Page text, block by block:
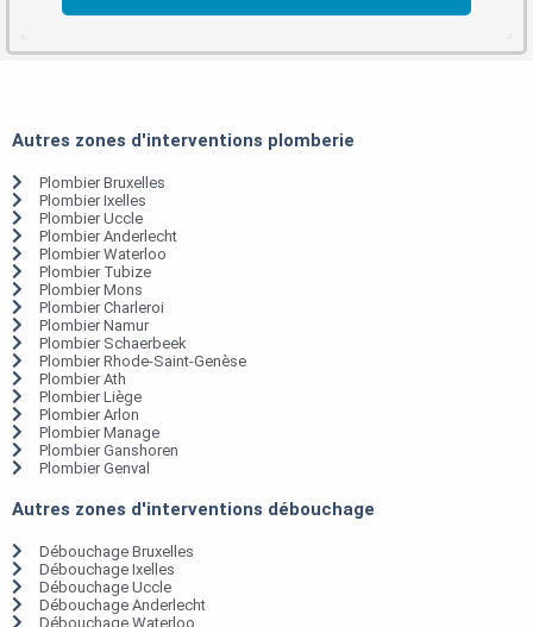
Autres zones d'interventions plomberie
Plombier Bruxelles
Plombier Ixelles
Plombier Uccle
Plombier Anderlecht
Plombier Waterloo
Plombier Tubize
Plombier Mons
Plombier Charleroi
Plombier Namur
Plombier Schaerbeek
Plombier Rhode-Saint-Genèse
Plombier Ath
Plombier Liège
Plombier Arlon
Plombier Manage
Plombier Ganshoren
Plombier Genval
Autres zones d'interventions débouchage
Débouchage Bruxelles
Débouchage Ixelles
Débouchage Uccle
Débouchage Anderlecht
Débouchage Waterloo